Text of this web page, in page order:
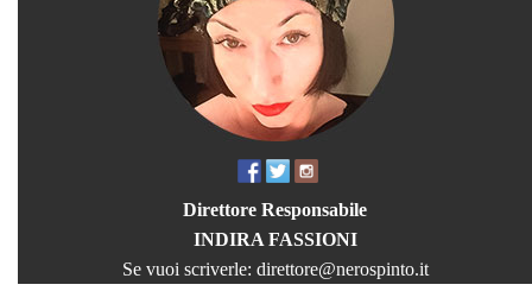
Direttore Responsabile
INDIRA FASSIONI
Se vuoi scriverle: direttore@nerospinto.it